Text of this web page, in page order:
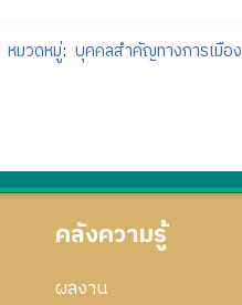
หมวดหมู่: บุคคลสำคัญทางการเมือง
คลังความรู้
ผลงาน